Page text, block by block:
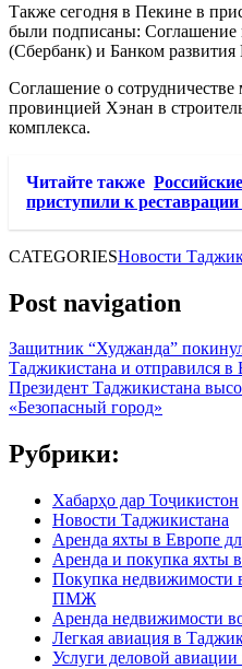
Также сегодня в Пекине в
были подписаны:
(Сбербанк) и Банком развития
Соглашение о
провинцией Хэнан в
комплекса.
Читайте также
приступили к
CATEGORIESНовости
Post navigation
Защитник “Худжанда”
Таджикистана и отправился в
Президент Таджикистана
«Безопасный город»
Рубрики:
Хабарҳо дар Тоҷикистон
Новости Таджикистана
Аренда яхты в Европе
Аренда и покупка яхты
Покупка недвижимости
ПМЖ
Аренда недвижимости
Легкая авиация в
Услуги деловой